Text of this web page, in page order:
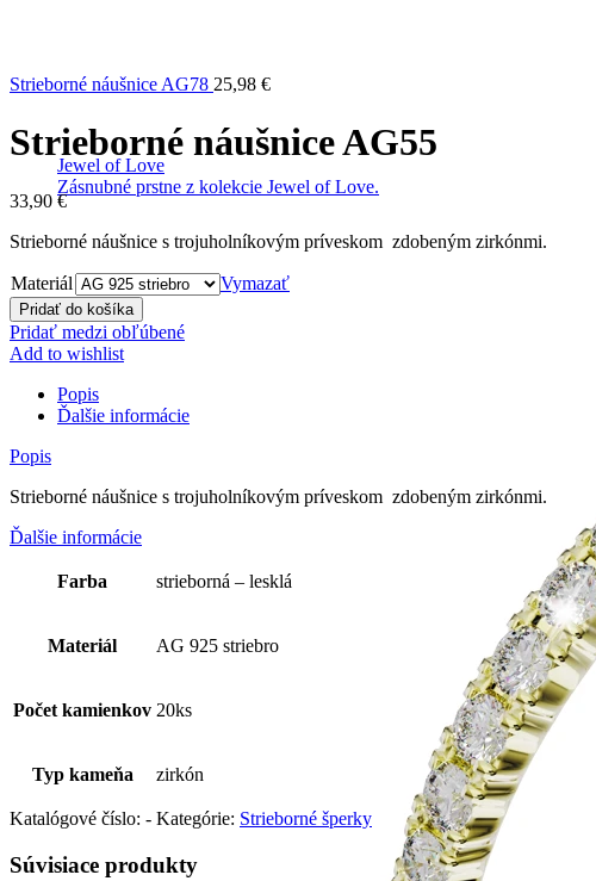
Jewel of Love
Zásnubné prstne z kolekcie Jewel of Love.
Strieborné náušnice AG78 25,98 €
Strieborné náušnice AG55
33,90 €
Strieborné náušnice s trojuholníkovým príveskom zdobeným zirkónmi.
Materiál Vymazať
Pridať do košíka
Pridať medzi obľúbené
Add to wishlist
Popis
Ďalšie informácie
Popis
Strieborné náušnice s trojuholníkovým príveskom zdobeným zirkónmi.
Ďalšie informácie
Farba strieborná – lesklá
Materiál AG 925 striebro
Počet kamienkov 20ks
Typ kameňa zirkón
Katalógové číslo: - Kategórie: Strieborné šperky
Súvisiace produkty